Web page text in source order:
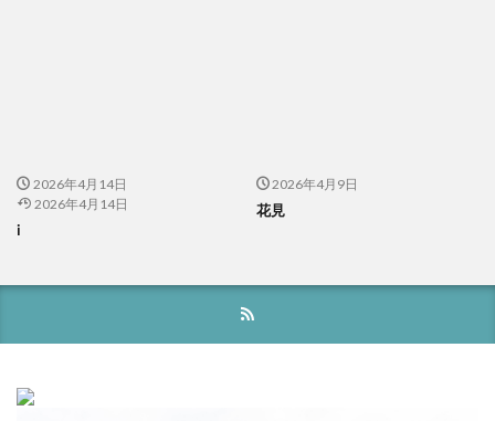
2026年4月14日
2026年4月14日
i
2026年4月9日
花見